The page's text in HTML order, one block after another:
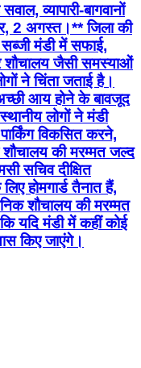
व्यापारी-बागवानों
2 अगस्त।** जिला की
सब्जी मंडी में सफाई,
शौचालय जैसी समस्याओं
ने चिंता जताई है।
आय होने के बावजूद
लोगों ने मंडी
विकसित करने,
की मरम्मत जल्द
सचिव दीक्षित
होमगार्ड तैनात हैं,
शौचालय की मरम्मत
यदि मंडी में कहीं कोई
किए जाएंगे।